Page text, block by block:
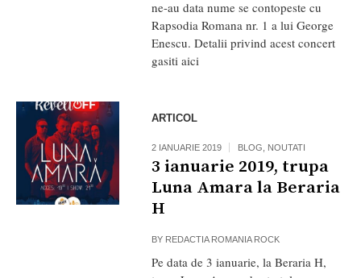
ne-au data nume se contopeste cu
Rapsodia Romana nr. 1 a lui George
Enescu. Detalii privind acest concert
gasiti aici
ARTICOL
2 IANUARIE 2019 BLOG NOUTATI
3 ianuarie 2019, trupa
Luna Amara la Beraria
H
BY REDACTIA ROMANIA ROCK
Pe data de 3 ianuarie, la Beraria H,